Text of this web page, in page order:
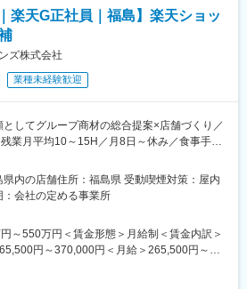
可能です。RSV経験後はマネジメントや本部
、長期的にキャリア形成ができます。まずは
を目指していただきます。
スタッフ5～15名で運営。チームワークを
環境◎
定める業務
日時をお知らせください。
更の受付および提案
イント活用、楽天カード、各種サービスの
・データ移行サポート
楽天G正社員｜福島】楽天ショッ
ズ株式会社
業種未経験歓迎
としてグループ商材の総合提案×店舗づくり／
業月平均10～15H／月8日～休み／食事手当
プに来店されるお客様へ、スマートフォン・
ード・楽天市場・楽天ポイントなど、楽天経
トータルサポートを行うポジションです。
県内の店舗住所：福島県 受動喫煙対策：屋内
会社の定める事業所
～550万円＜賃金形態＞月給制＜賃金内訳＞
円～370,000円＜月給＞265,500円～